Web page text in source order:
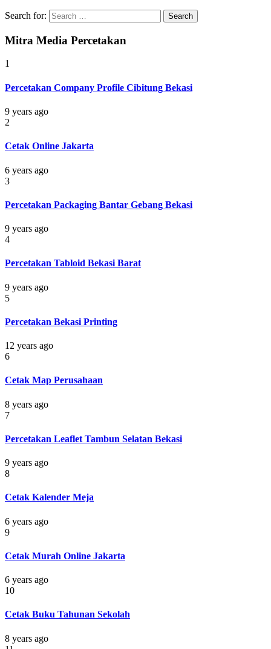
Search for:
Mitra Media Percetakan
1
Percetakan Company Profile Cibitung Bekasi
9 years ago
2
Cetak Online Jakarta
6 years ago
3
Percetakan Packaging Bantar Gebang Bekasi
9 years ago
4
Percetakan Tabloid Bekasi Barat
9 years ago
5
Percetakan Bekasi Printing
12 years ago
6
Cetak Map Perusahaan
8 years ago
7
Percetakan Leaflet Tambun Selatan Bekasi
9 years ago
8
Cetak Kalender Meja
6 years ago
9
Cetak Murah Online Jakarta
6 years ago
10
Cetak Buku Tahunan Sekolah
8 years ago